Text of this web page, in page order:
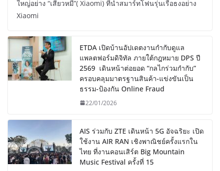
ใหญ่อย่าง “เสียวหมี่”( Xiaomi) ที่นำสมาร์ทโฟนรุ่นเรือธงอย่าง
Xiaomi
ETDA เปิดบ้านอัปเดตงานกำกับดูแล
แพลตฟอร์มดิจิทัล ภายใต้กฎหมาย DPS ปี
2569 เดินหน้าต่อยอด “กลไกร่วมกำกับ”
ครอบคลุมมาตรฐานสินค้า-แข่งขันเป็น
ธรรม-ป้องกัน Online Fraud
22/01/2026
AIS ร่วมกับ ZTE เดินหน้า 5G อัจฉริยะ เปิด
ใช้งาน AIR RAN เชิงพาณิชย์ครั้งแรกใน
ไทย ที่งานคอนเสิร์ต Big Mountain
Music Festival ครั้งที่ 15